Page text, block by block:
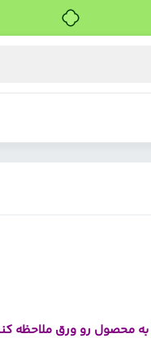
به محصول رو ورق ملاحظه